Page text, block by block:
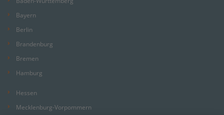
Bayern
Berlin
Brandenburg
Bremen
Hamburg
Hessen
Mecklenburg-Vorpommern